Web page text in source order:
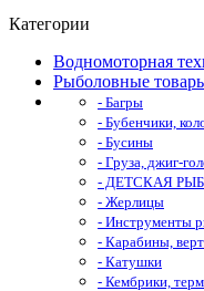
Категории
Водномоторная
Рыболовные
- Багры
- Бубенчики,
- Бусины
- Груза, джиг-
- ДЕТСКАЯ
- Жерлицы
- Инструменты
- Карабины,
- Катушки
- Кембрики,